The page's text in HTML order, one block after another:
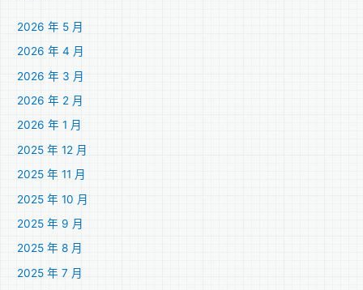
2026 年 5 月
2026 年 4 月
2026 年 3 月
2026 年 2 月
2026 年 1 月
2025 年 12 月
2025 年 11 月
2025 年 10 月
2025 年 9 月
2025 年 8 月
2025 年 7 月